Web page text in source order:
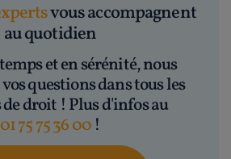
vous accompagnent
au quotidien
et en sérénité, nous
questions dans tous les
droit ! Plus d'infos au
01 75 75 36 00 !